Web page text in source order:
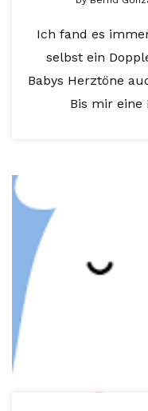
Ich fand es
selbst ein
Babys Herztöne
Bis mir eine